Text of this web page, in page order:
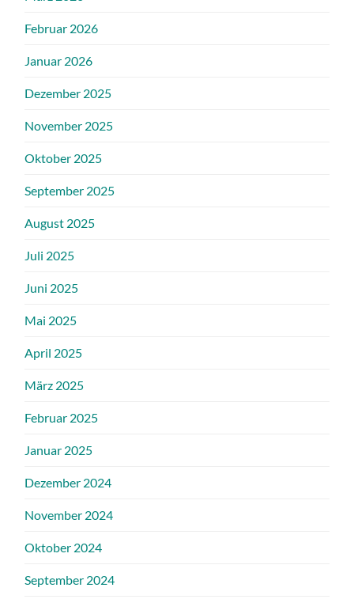
Februar 2026
Januar 2026
Dezember 2025
November 2025
Oktober 2025
September 2025
August 2025
Juli 2025
Juni 2025
Mai 2025
April 2025
März 2025
Februar 2025
Januar 2025
Dezember 2024
November 2024
Oktober 2024
September 2024